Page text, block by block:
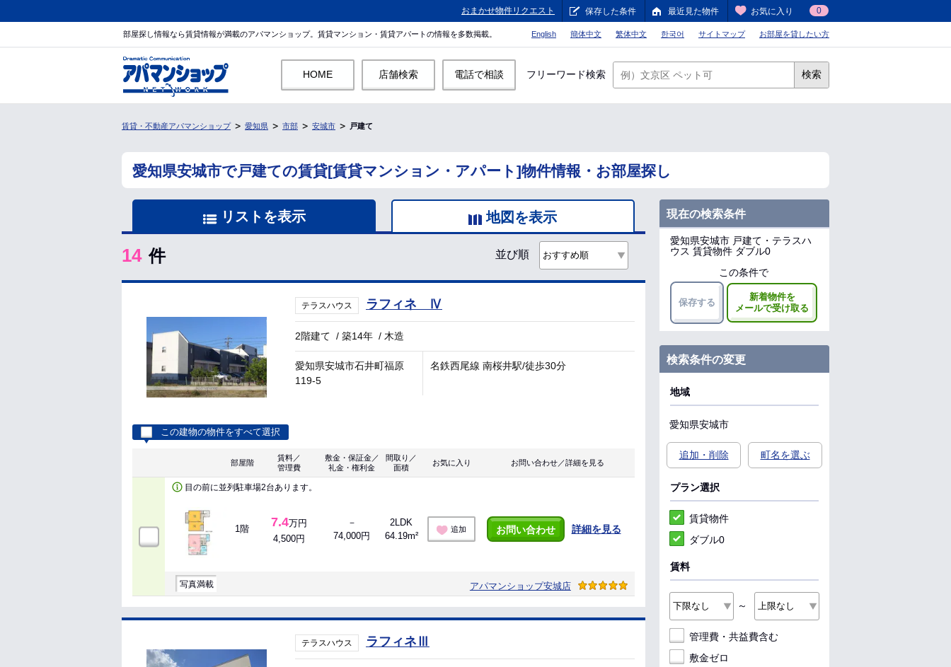
おまかせ物件リクエスト 保存した条件 最近見た物件 お気に入り 0
部屋探し情報なら賃貸情報が満載のアパマンショップ。賃貸マンション・賃貸アパートの情報を多数掲載。 English 簡体中文 繁体中文 한국어 サイトマップ お部屋を貸したい方
HOME 店舗検索 電話で相談 フリーワード検索 検索
賃貸・不動産アパマンショップ 愛知県 市部 安城市 戸建て
愛知県安城市で戸建ての賃貸[賃貸マンション・アパート]物件情報・お部屋探し
リストを表示 地図を表示
14 件 並び順
テラスハウス ラフィネ Ⅳ
2階建て /築14年 / 木造
愛知県安城市石井町福原
119-5
名鉄西尾線 南桜井駅/徒歩30分
この建物の物件をすべて選択
部屋階
賃料／
管理費
敷金・保証金／
礼金・権利金
間取り／
面積
お気に入り お問い合わせ／詳細を見る
目の前に並列駐車場2台あります。
1階 7.4万円
4,500円
－
74,000円
2LDK
64.19m²
追加 お問い合わせ 詳細を見る
写真満載 アパマンショップ安城店
テラスハウス ラフィネⅢ
現在の検索条件
愛知県安城市 戸建て・テラスハ
ウス 賃貸物件 ダブル0
この条件で
保存する
新着物件を
メールで受け取る
検索条件の変更
地域
愛知県安城市
追加・削除 町名を選ぶ
プラン選択
賃貸物件
ダブル0
賃料
～
管理費・共益費含む
敷金ゼロ